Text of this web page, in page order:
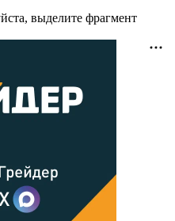
выделите фрагмент